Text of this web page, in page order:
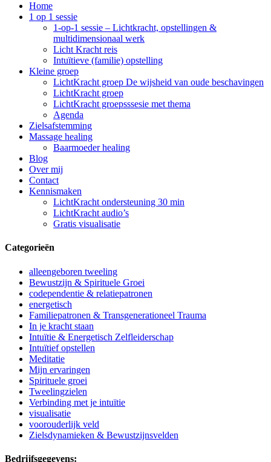
Home
1 op 1 sessie
1-op-1 sessie – Lichtkracht, opstellingen &
multidimensionaal werk
Licht Kracht reis
Intuïtieve (familie) opstelling
Kleine groep
LichtKracht groep De wijsheid van oude beschavingen
LichtKracht groep
LichtKracht groepsssesie met thema
Agenda
Zielsafstemming
Massage healing
Baarmoeder healing
Blog
Over mij
Contact
Kennismaken
LichtKracht ondersteuning 30 min
LichtKracht audio’s
Gratis visualisatie
Categorieën
alleengeboren tweeling
Bewustzijn & Spirituele Groei
codependentie & relatiepatronen
energetisch
Familiepatronen & Transgenerationeel Trauma
In je kracht staan
Intuïtie & Energetisch Zelfleiderschap
Intuïtief opstellen
Meditatie
Mijn ervaringen
Spirituele groei
Tweelingzielen
Verbinding met je intuïtie
visualisatie
voorouderlijk veld
Zielsdynamieken & Bewustzijnsvelden
Bedrijfsgegevens: